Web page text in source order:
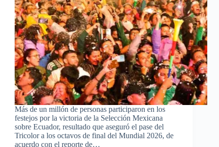
Más de un millón de personas participaron en los
festejos por la victoria de la Selección Mexicana
sobre Ecuador, resultado que aseguró el pase del
Tricolor a los octavos de final del Mundial 2026, de
acuerdo con el reporte de…